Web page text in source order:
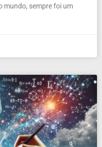
mundo, sempre foi um